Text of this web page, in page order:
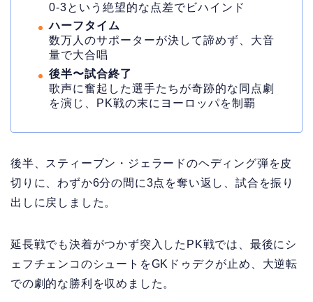
0-3という絶望的な点差でビハインド
ハーフタイム
数万人のサポーターが決して諦めず、大音
量で大合唱
後半〜試合終了
歌声に奮起した選手たちが奇跡的な同点劇
を演じ、PK戦の末にヨーロッパを制覇
後半、スティーブン・ジェラードのヘディング弾を皮
切りに、わずか6分の間に3点を奪い返し、試合を振り
出しに戻しました。
延長戦でも決着がつかず突入したPK戦では、最後にシ
ェフチェンコのシュートをGKドゥデクが止め、大逆転
での劇的な勝利を収めました。